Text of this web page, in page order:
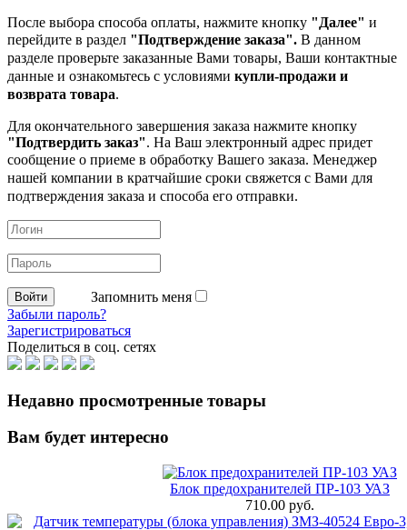
После выбора способа оплаты, нажмите кнопку "Далее" и
перейдите в раздел "Подтверждение заказа". В данном
разделе проверьте заказанные Вами товары, Ваши контактные
данные и ознакомьтесь с условиями купли-продажи и
возврата товара.
Для окончательного завершения заказа нажмите кнопку
"Подтвердить заказ". На Ваш электронный адрес придет
сообщение о приеме в обработку Вашего заказа. Менеджер
нашей компании в кратчайшие сроки свяжется с Вами для
подтверждения заказа и способа его отправки.
Запомнить меня
Забыли пароль?
Зарегистрироваться
Поделиться в соц. сетях
Недавно просмотренные товары
Вам будет интересно
Блок предохранителей ПР-103 УАЗ
710.00 руб.